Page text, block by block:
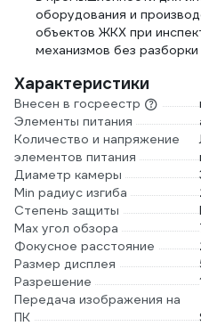
оборудования и
объектов ЖКХ при
механизмов без разборки
Характеристики
Внесен в госреестр
Элементы питания
Количество и напряжение
элементов питания
Диаметр камеры
Min радиус изгиба
Степень защиты
Max угол обзора
Фокусное расстояние
Размер дисплея
Разрешение
Передача изображения на
ПК